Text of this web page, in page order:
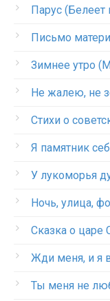
Парус (Белеет
Письмо матери
Зимнее утро
Не жалею, не
Стихи о
Я памятник
У лукоморья
Ночь, улица,
Сказка о царе
Жди меня, и я
Ты меня не